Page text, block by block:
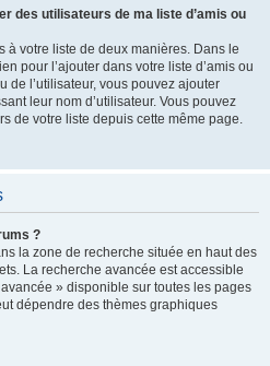
des utilisateurs de ma liste d’amis ou
à votre liste de deux manières. Dans le
pour l’ajouter dans votre liste d’amis ou
de l’utilisateur, vous pouvez ajouter
leur nom d’utilisateur. Vous pouvez
de votre liste depuis cette même page.
?
la zone de recherche située en haut des
La recherche avancée est accessible
» disponible sur toutes les pages
dépendre des thèmes graphiques